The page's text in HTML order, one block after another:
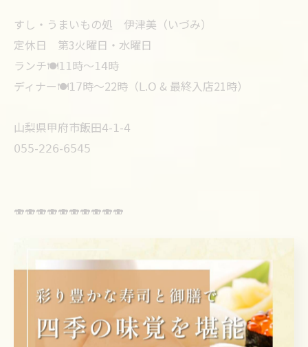
すし・うまいもの処 伊津美（いづみ）
定休日 第3火曜日・水曜日
ランチ🍽𝟣𝟣時〜𝟣𝟦時
ディナー🍽𝟣𝟩時〜22時（𝖫.𝖮 & 最終入店21時）
山梨県甲府市飯田𝟦-𝟣-𝟦
𝟢𝟧𝟧-𝟤𝟤𝟨-𝟨𝟧𝟦𝟧
🍣🍣🍣🍣🍣🍣🍣🍣🍣🍣
@koufu_sushi_izumi